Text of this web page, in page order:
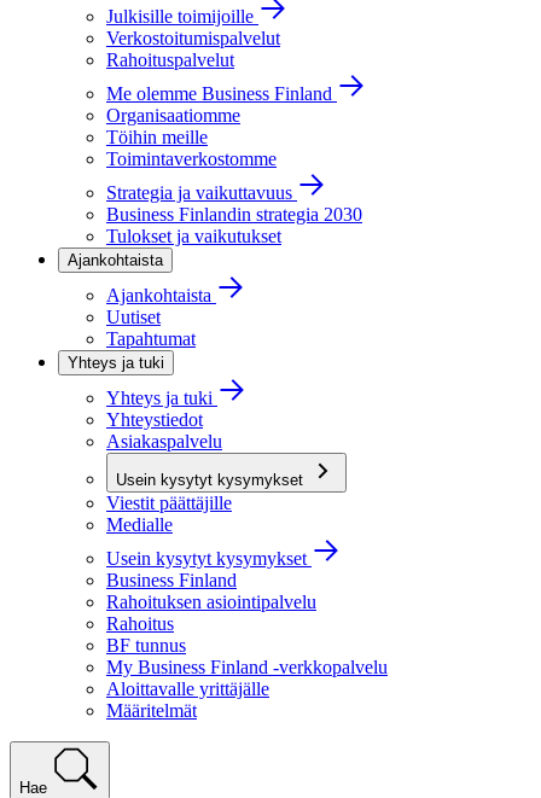
Julkisille toimijoille
Verkostoitumispalvelut
Rahoituspalvelut
Me olemme Business Finland
Organisaatiomme
Töihin meille
Toimintaverkostomme
Strategia ja vaikuttavuus
Business Finlandin strategia 2030
Tulokset ja vaikutukset
Ajankohtaista
Ajankohtaista
Uutiset
Tapahtumat
Yhteys ja tuki
Yhteys ja tuki
Yhteystiedot
Asiakaspalvelu
Usein kysytyt kysymykset
Viestit päättäjille
Medialle
Usein kysytyt kysymykset
Business Finland
Rahoituksen asiointipalvelu
Rahoitus
BF tunnus
My Business Finland -verkkopalvelu
Aloittavalle yrittäjälle
Määritelmät
Hae